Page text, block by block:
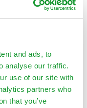
and ads, to
analyse our traffic.
use of our site with
partners who
that you’ve